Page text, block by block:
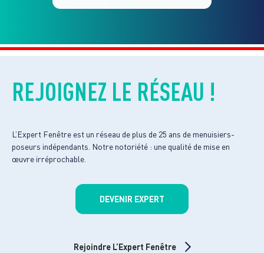
REJOIGNEZ LE RÉSEAU !
L’Expert Fenêtre est un réseau de plus de 25 ans de menuisiers-
poseurs indépendants. Notre notoriété : une qualité de mise en
œuvre irréprochable.
DEVENIR EXPERT
Rejoindre L’Expert Fenêtre